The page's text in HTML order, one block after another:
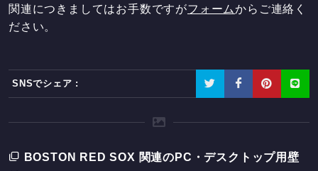
関連につきましてはお手数ですがフォームからご連絡く
ださい。
SNSでシェア :
BOSTON RED SOX 関連のPC・デスクトップ用壁